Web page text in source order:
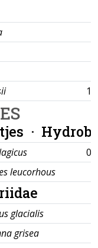
·
leucorhous
glacialis
grisea